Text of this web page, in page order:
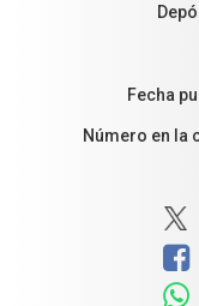
Fecha
Número en la